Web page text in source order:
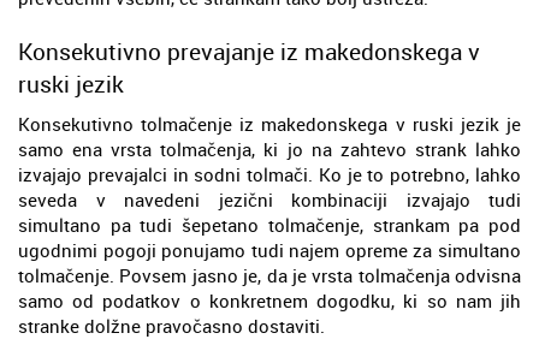
Konsekutivno prevajanje iz makedonskega v
ruski jezik
Konsekutivno tolmačenje iz makedonskega v ruski jezik je
samo ena vrsta tolmačenja, ki jo na zahtevo strank lahko
izvajajo prevajalci in sodni tolmači. Ko je to potrebno, lahko
seveda v navedeni jezični kombinaciji izvajajo tudi
simultano pa tudi šepetano tolmačenje, strankam pa pod
ugodnimi pogoji ponujamo tudi najem opreme za simultano
tolmačenje. Povsem jasno je, da je vrsta tolmačenja odvisna
samo od podatkov o konkretnem dogodku, ki so nam jih
stranke dolžne pravočasno dostaviti.